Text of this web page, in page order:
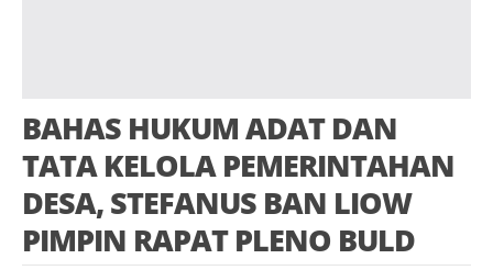
BAHAS HUKUM ADAT DAN
TATA KELOLA PEMERINTAHAN
DESA, STEFANUS BAN LIOW
PIMPIN RAPAT PLENO BULD